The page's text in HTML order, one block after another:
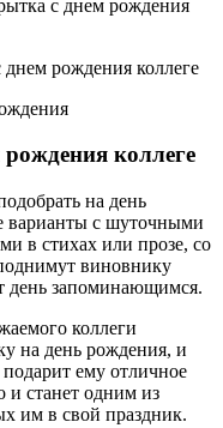
коллеге
на день
варианты с шуточными
в стихах или прозе, со
виновнику
день запоминающимся.
коллеги
на день рождения, и
ему отличное
и станет одним из
им в свой праздник.